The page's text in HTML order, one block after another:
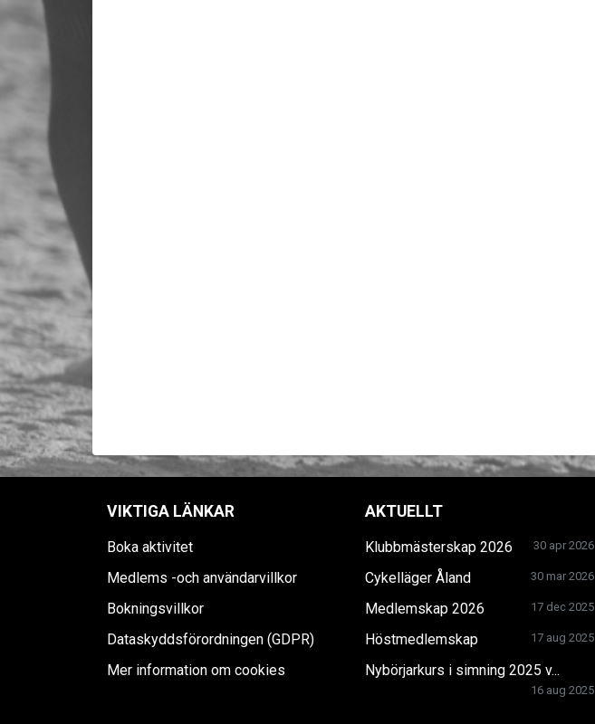
VIKTIGA LÄNKAR
Boka aktivitet
Medlems -och användarvillkor
Bokningsvillkor
Dataskyddsförordningen (GDPR)
Mer information om cookies
AKTUELLT
Klubbmästerskap 2026 30 apr 2026
Cykelläger Åland 30 mar 2026
Medlemskap 2026 17 dec 2025
Höstmedlemskap 17 aug 2025
Nybörjarkurs i simning 2025 v...
16 aug 2025